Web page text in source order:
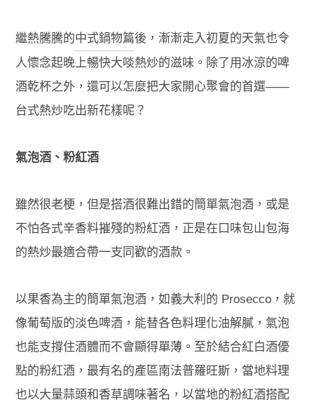
繼熱騰騰的中式鍋物篇後，漸漸走入初夏的天氣也令
人懷念起晚上暢快大啖熱炒的滋味。除了用冰涼的啤
酒乾杯之外，還可以怎麼把大家開心聚會的首選——
台式熱炒吃出新花樣呢？
氣泡酒、粉紅酒
雖然很老梗，但是搭酒很難出錯的簡單氣泡酒，或是
不怕各式辛香料摧殘的粉紅酒，正是在口味包山包海
的熱炒最適合帶一支同歡的酒款。
以果香為主的簡單氣泡酒，如義大利的 Prosecco，就
像葡萄版的淡色啤酒，能替各色料理化油解膩，氣泡
也能支撐住酒體而不會顯得單薄。至於結合紅白酒優
點的粉紅酒，最有名的產區南法普羅旺斯，當地料理
也以大量蒜頭和香草調味著名，以當地的粉紅酒搭配